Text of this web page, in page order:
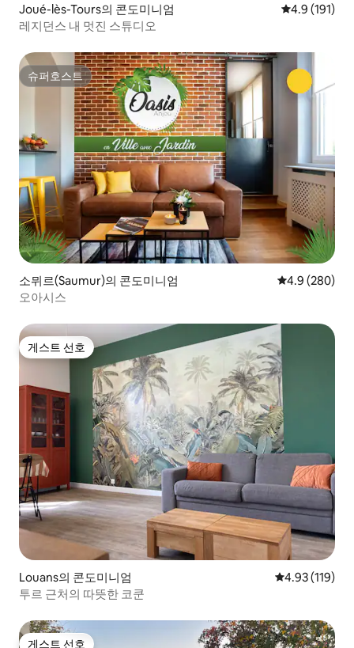
Joué-lès-Tours의 콘도미니엄 평점 4.9점(5
4.9 (191)
레지던스 내 멋진 스튜디오
슈퍼호스트
슈퍼호스트
소뮈르(Saumur)의 콘도미니엄 평점 4.9점(5
4.9 (280)
오아시스
게스트 선호
게스트 선호
Louans의 콘도미니엄 평점 4.93점(5
4.93 (119)
투르 근처의 따뜻한 코쿤
게스트 선호